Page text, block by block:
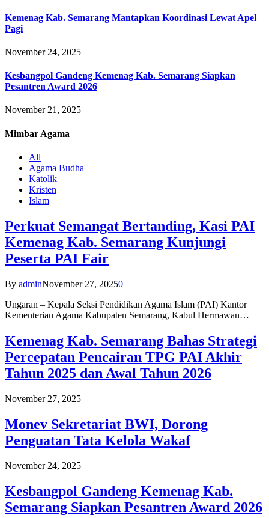
Kemenag Kab. Semarang Mantapkan Koordinasi Lewat Apel
Pagi
November 24, 2025
Kesbangpol Gandeng Kemenag Kab. Semarang Siapkan
Pesantren Award 2026
November 21, 2025
Mimbar Agama
All
Agama Budha
Katolik
Kristen
Islam
Perkuat Semangat Bertanding, Kasi PAI
Kemenag Kab. Semarang Kunjungi
Peserta PAI Fair
By adminNovember 27, 20250
Ungaran – Kepala Seksi Pendidikan Agama Islam (PAI) Kantor
Kementerian Agama Kabupaten Semarang, Kabul Hermawan…
Kemenag Kab. Semarang Bahas Strategi
Percepatan Pencairan TPG PAI Akhir
Tahun 2025 dan Awal Tahun 2026
November 27, 2025
Monev Sekretariat BWI, Dorong
Penguatan Tata Kelola Wakaf
November 24, 2025
Kesbangpol Gandeng Kemenag Kab.
Semarang Siapkan Pesantren Award 2026